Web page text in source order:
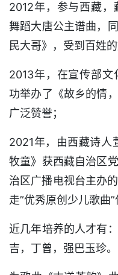
2012年，参与西藏
舞蹈大唐公主谱曲，
民大哥》，受到百姓的
2013年，在宣传部
功举办了《故乡的情
广泛赞誉；
2021年，由西藏诗人
牧童》获西藏自治区
治区广播电视台主办
走”优秀原创少儿歌曲”
近几年培养的人才有
吉，丁曾，强巴玉珍。